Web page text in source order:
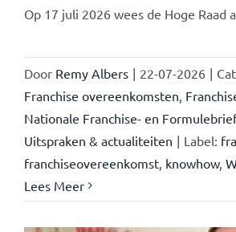
Op 17 juli 2026 wees de Hoge Raad
Door Remy Albers | 22-07-2026 |
Franchise overeenkomsten
Nationale Franchise- en
Uitspraken & actualiteiten | Label:
franchiseovereenkomst, knowhow,
Lees Meer